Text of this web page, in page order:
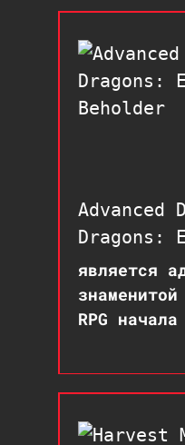
Advanced
Dragons:
Beholder
является
RPG